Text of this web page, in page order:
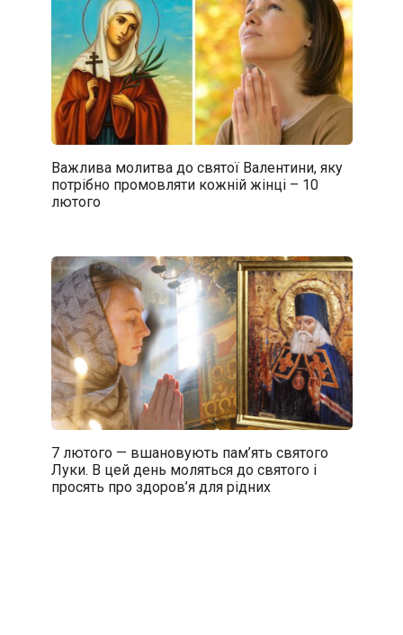
Важлива молитва до святої Валентини, яку
потрібно промовляти кожній жінці – 10
лютого
7 лютого — вшановують пам’ять святого
Луки. В цей день моляться до святого і
просять про здоров’я для рідних